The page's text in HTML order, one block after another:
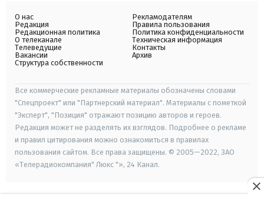
О нас
Редакция
Редакционная политика
О телеканале
Телеведущие
Вакансии
Структура собственности
Рекламодателям
Правила пользования
Политика конфиденциальности
Техническая информация
Контакты
Архив
Все коммерческие рекламные материалы обозначены словами
"Спецпроект" или "Партнерский материал". Материалы с пометкой
"Эксперт", "Позиция" отражают позицию авторов и героев.
Редакция может не разделять их взглядов. Подробнее о рекламе
и правил цитирования можно ознакомиться в правилах
пользования сайтом. Все права защищены. © 2005—2022, ЗАО
«Телерадиокомпания" Люкс "», 24 Канал.